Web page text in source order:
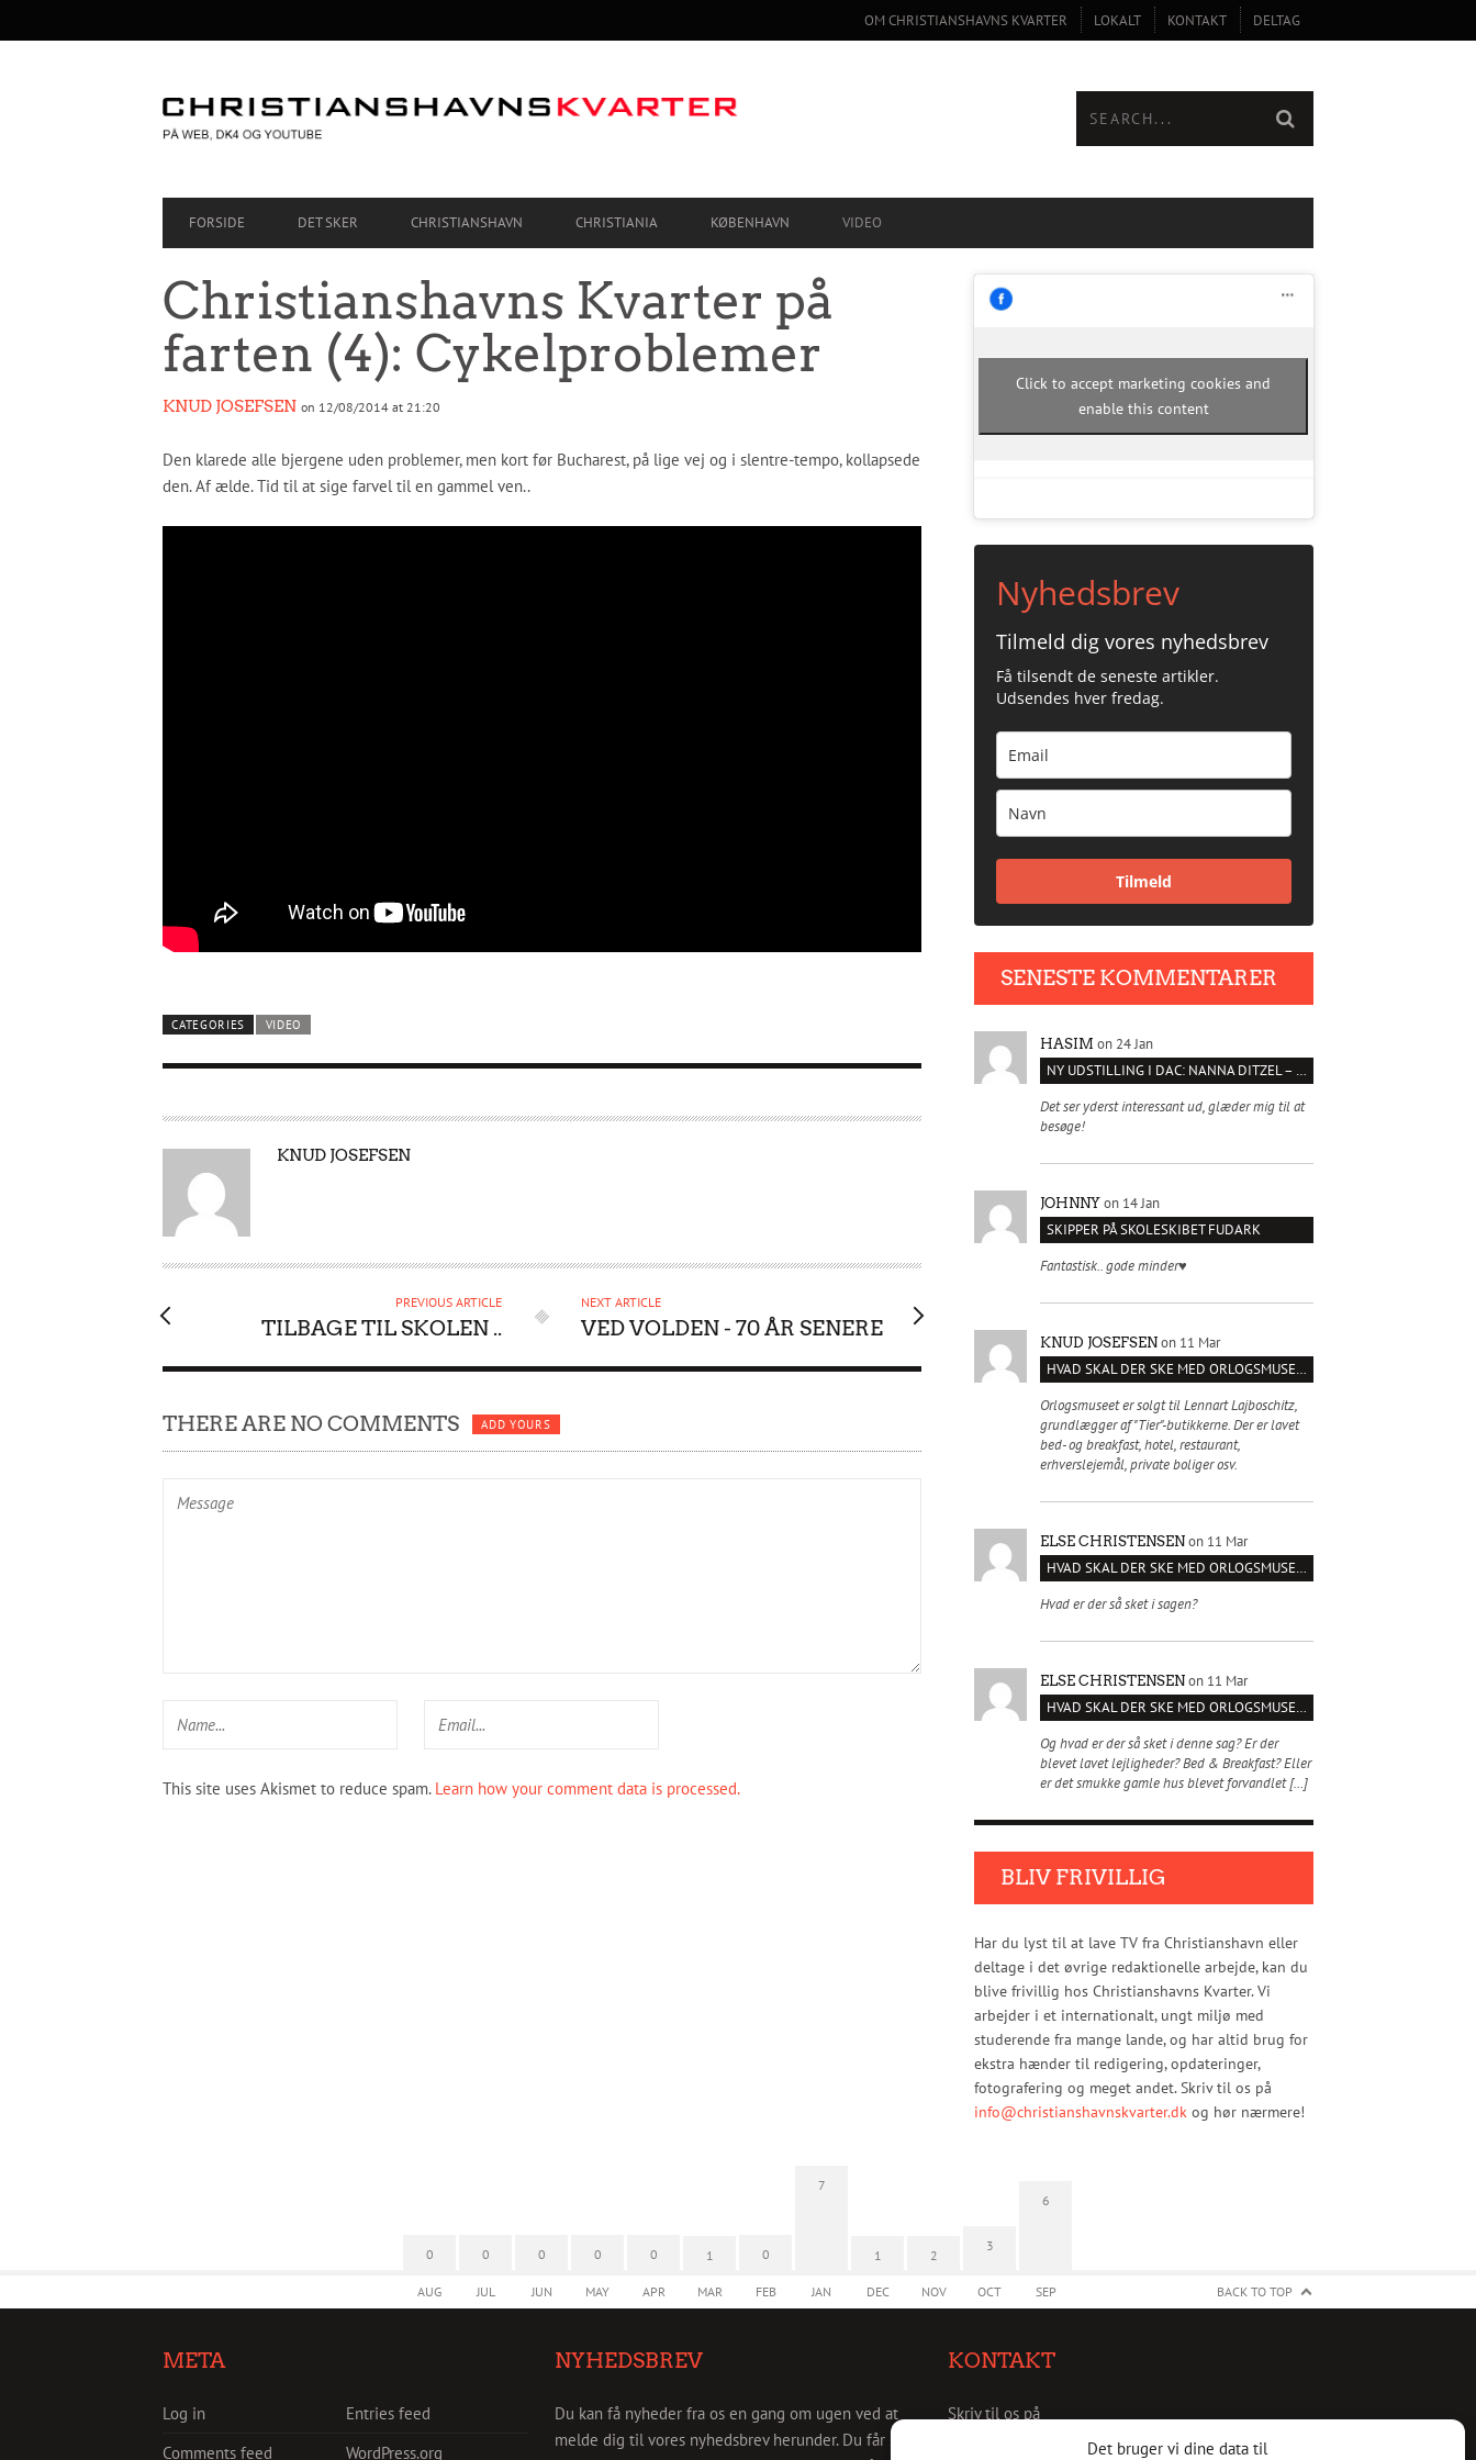
Det bruger vi dine data til
NAVIGATION
OM CHRISTIANSHAVNS KVARTER LOKALT KONTAKT DELTAG
PRIMARY
NAVIGATION
FORSIDE DET SKER CHRISTIANSHAVN CHRISTIANIA KØBENHAVN VIDEO
Christianshavns Kvarter på
farten (4): Cykelproblemer
KNUD JOSEFSEN on 12/08/2014 at 21:20
Den klarede alle bjergene uden problemer, men kort før Bucharest, på lige vej og i slentre-tempo, kollapsede
den. Af ælde. Tid til at sige farvel til en gammel ven..
CATEGORIES VIDEO
A
O
KNUD JOSEFSEN
PREVIOUS ARTICLE
TILBAGE TIL SKOLEN ..
NEXT ARTICLE
VED VOLDEN - 70 ÅR SENERE
THERE ARE NO COMMENTS ADD YOURS
This site uses Akismet to reduce spam. Learn how your comment data is processed.
Click to accept marketing cookies and
enable this content
Nyhedsbrev
Tilmeld dig vores nyhedsbrev
Få tilsendt de seneste artikler.
Udsendes hver fredag.
Tilmeld
SENESTE KOMMENTARER
HASIM on 24 Jan
NY UDSTILLING I DAC: NANNA DITZEL – SÆT KROPPEN FRI
Det ser yderst interessant ud, glæder mig til at
besøge!
JOHNNY on 14 Jan
SKIPPER PÅ SKOLESKIBET FUDARK
Fantastisk.. gode minder♥️
KNUD JOSEFSEN on 11 Mar
HVAD SKAL DER SKE MED ORLOGSMUSEET?
Orlogsmuseet er solgt til Lennart Lajboschitz,
grundlægger af "Tier"-butikkerne. Der er lavet
bed- og breakfast, hotel, restaurant,
erhverslejemål, private boliger osv.
ELSE CHRISTENSEN on 11 Mar
HVAD SKAL DER SKE MED ORLOGSMUSEET?
Hvad er der så sket i sagen?
ELSE CHRISTENSEN on 11 Mar
HVAD SKAL DER SKE MED ORLOGSMUSEET?
Og hvad er der så sket i denne sag? Er der
blevet lavet lejligheder? Bed & Breakfast? Eller
er det smukke gamle hus blevet forvandlet […]
BLIV FRIVILLIG
Har du lyst til at lave TV fra Christianshavn eller
deltage i det øvrige redaktionelle arbejde, kan du
blive frivillig hos Christianshavns Kvarter. Vi
arbejder i et internationalt, ungt miljø med
studerende fra mange lande, og har altid brug for
ekstra hænder til redigering, opdateringer,
fotografering og meget andet. Skriv til os på
info@christianshavnskvarter.dkog hør nærmere!
0
AUG
0
JUL
0
JUN
0
MAY
0
APR
1
MAR
0
FEB
7
JAN
1
DEC
2
NOV
3
OCT
6
SEP BACK TO TOP
META
Log in
Entries feed
Comments feed
WordPress.org
NYHEDSBREV
Du kan få nyheder fra os en gang om ugen ved at
melde dig til vores nyhedsbrev herunder. Du får så
KONTAKT
Skriv til os på
info@christianshavnskvarter.dk